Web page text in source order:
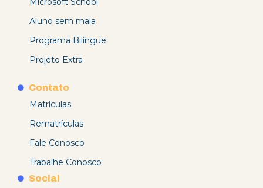
Aluno sem mala
Programa Bilíngue
Projeto Extra
Contato
Matrículas
Rematrículas
Fale Conosco
Trabalhe Conosco
Social